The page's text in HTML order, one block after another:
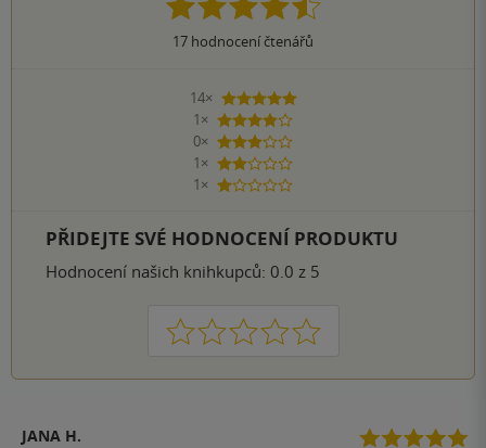
17 hodnocení čtenářů
14×
5 hvězdiček
1×
4 hvězdičky
0×
3 hvězdičky
1×
2 hvězdičky
1×
1 hvezdička
PŘIDEJTE SVÉ HODNOCENÍ PRODUKTU
Hodnocení našich knihkupců: 0.0 z 5
1 2 3 4 5
JANA H.